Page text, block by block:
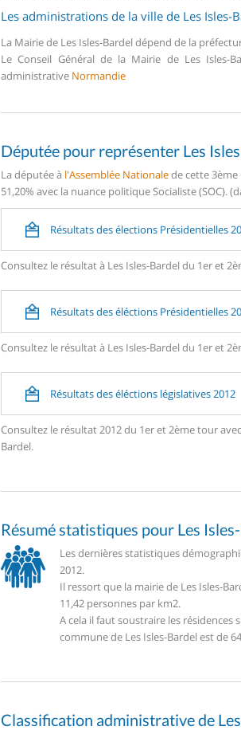
Les administrations de la ville de Les Isles-
La Mairie de Les Isles-Bardel dépend de la
Le Conseil Général de la Mairie de Les Isles-
administrative Normandie
Députée pour représenter Les
La députée à l'Assemblée Nationalede cette
51,20% avec la nuance politique Socialiste (SOC).
Résultats des élections Présidentielles
Consultez le résultat à Les Isles-Bardel du 1er et
Résultats des éléctions Présidentielles
Consultez le résultat à Les Isles-Bardel du 1er et
Résultats des éléctions législatives 2012
Consultez le résultat 2012 du 1er et 2ème tour
Bardel.
Résumé statistiques pour Les
Les dernières statistiques
2012.
Il ressort que la mairie de Les Isles-
11,42 personnes par km2.
A cela il faut soustraire les
commune de Les Isles-Bardel est de
Classification administrative de